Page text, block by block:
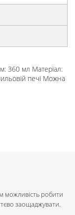
360 мл Матеріал:
печі Можна
можливість робити
заощаджувати.